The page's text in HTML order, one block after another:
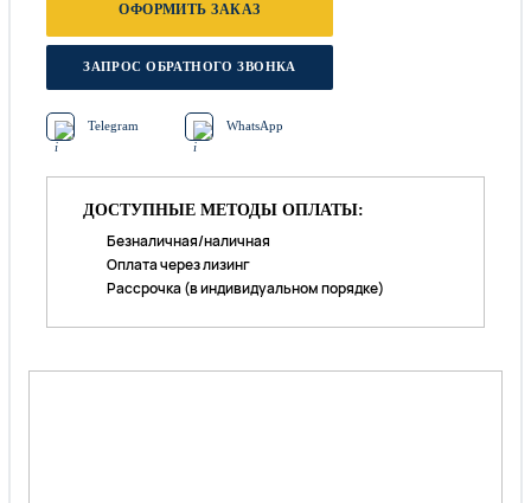
ОФОРМИТЬ ЗАКАЗ
ЗАПРОС ОБРАТНОГО ЗВОНКА
Telegram WhatsApp
ДОСТУПНЫЕ МЕТОДЫ ОПЛАТЫ:
Безналичная/наличная
Оплата через лизинг
Рассрочка (в индивидуальном порядке)